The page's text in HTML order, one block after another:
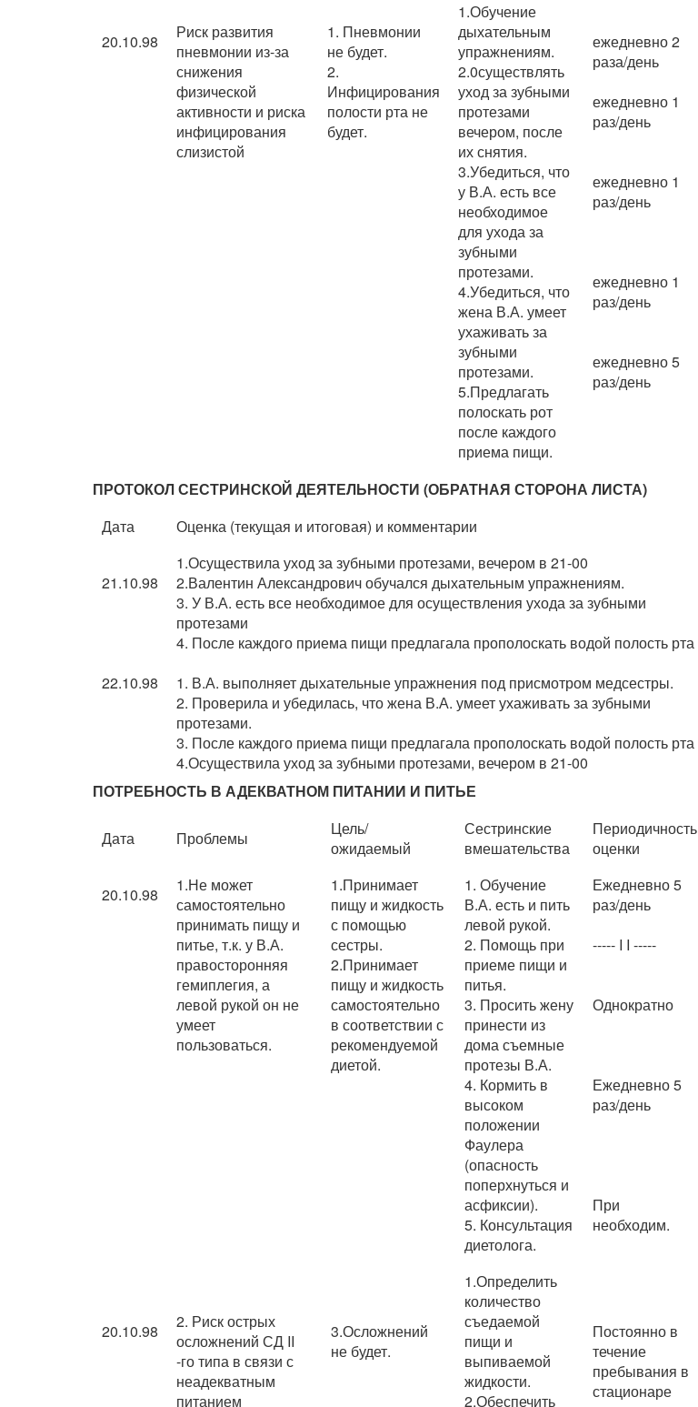
20.10.98
Риск развития
пневмонии из-за
снижения
физической
активности и риска
инфицирования
слизистой
1. Пневмонии
не будет.
2.
Инфицирования
полости рта не
будет.
1.Обучение
дыхательным
упражнениям.
2.0существлять
уход за зубными
протезами
вечером, после
их снятия.
3.Убедиться, что
у В.А. есть все
необходимое
для ухода за
зубными
протезами.
4.Убедиться, что
жена В.А. умеет
ухаживать за
зубными
протезами.
5.Предлагать
полоскать рот
после каждого
приема пищи.
ежедневно 2
раза/день
ежедневно 1
раз/день
ежедневно 1
раз/день
ежедневно 1
раз/день
ежедневно 5
раз/день
ПРОТОКОЛ СЕСТРИНСКОЙ ДЕЯТЕЛЬНОСТИ (ОБРАТНАЯ СТОРОНА ЛИСТА)
Дата
Оценка (текущая и итоговая) и комментарии
21.10.98
22.10.98
1.Осуществила уход за зубными протезами, вечером в 21-00
2.Валентин Александрович обучался дыхательным упражнениям.
3. У В.А. есть все необходимое для осуществления ухода за зубными
протезами
4. После каждого приема пищи предлагала прополоскать водой полость рта
1. В.А. выполняет дыхательные упражнения под присмотром медсестры.
2. Проверила и убедилась, что жена В.А. умеет ухаживать за зубными
протезами.
3. После каждого приема пищи предлагала прополоскать водой полость рта
4.Осуществила уход за зубными протезами, вечером в 21-00
ПОТРЕБНОСТЬ В АДЕКВАТНОМ ПИТАНИИ И ПИТЬЕ
Дата Проблемы
Цель/
ожидаемый
Сестринские
вмешательства
Периодичность
оценки
20.10.98
1.Не может
самостоятельно
принимать пищу и
питье, т.к. у В.А.
правосторонняя
гемиплегия, а
левой рукой он не
умеет
пользоваться.
1.Принимает
пищу и жидкость
с помощью
сестры.
2.Принимает
пищу и жидкость
самостоятельно
в соответствии с
рекомендуемой
диетой.
1. Обучение
В.А. есть и пить
левой рукой.
2. Помощь при
приеме пищи и
питья.
3. Просить жену
принести из
дома съемные
протезы В.А.
4. Кормить в
высоком
положении
Фаулера
(опасность
поперхнуться и
асфиксии).
5. Консультация
диетолога.
Ежедневно 5
раз/день
----- I I -----
Однократно
Ежедневно 5
раз/день
При
необходим.
20.10.98
2. Риск острых
осложнений СД II
-го типа в связи с
неадекватным
питанием
3.Осложнений
не будет.
1.Определить
количество
съедаемой
пищи и
выпиваемой
жидкости.
2.Обеспечить
Постоянно в
течение
пребывания в
стационаре